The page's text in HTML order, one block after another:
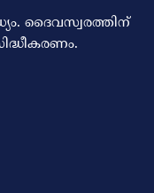
ദൈവസ്വരത്തിന്‌